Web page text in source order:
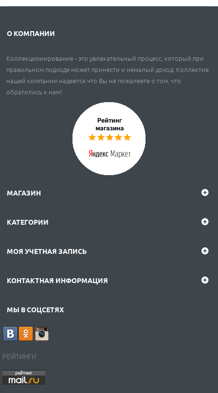
О КОМПАНИИ
Коллекционирование - это увлекательный процесс, который при
правильном подходе может принести и немалый доход. Коллектив
нашей компании надеется что Вы не пожалеете о том, что
обратились к нам!
МАГАЗИН
КАТЕГОРИИ
МОЯ УЧЕТНАЯ ЗАПИСЬ
КОНТАКТНАЯ ИНФОРМАЦИЯ
МЫ В СОЦСЕТЯХ
РЕЙТИНГИ